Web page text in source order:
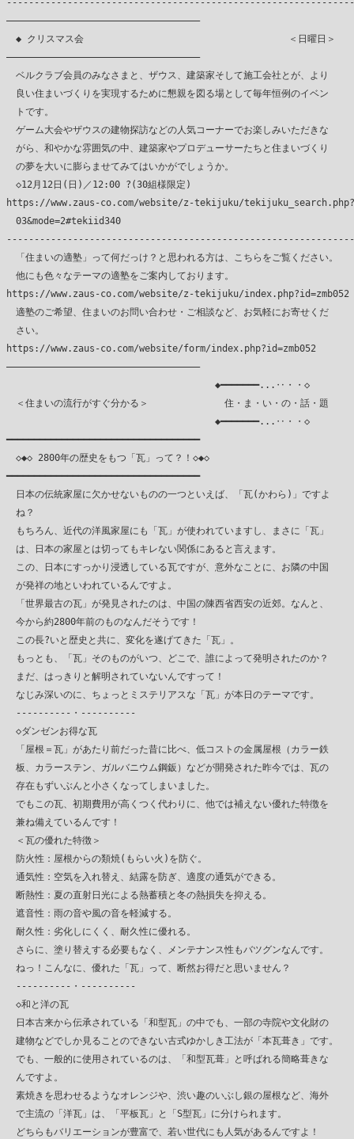
―――――――――――――――――――――――――――――――――――
◆ クリスマス会 　　　　　　　　　　　　　　　　　　　　　＜日曜日＞
―――――――――――――――――――――――――――――――――――
ベルクラブ会員のみなさまと、ザウス、建築家そして施工会社とが、より
良い住まいづくりを実現するために懇親を図る場として毎年恒例のイベン
トです。
ゲーム大会やザウスの建物探訪などの人気コーナーでお楽しみいただきな
がら、和やかな雰囲気の中、建築家やプロデューサーたちと住まいづくり
の夢を大いに膨らませてみてはいかがでしょうか。
◇12月12日(日)／12:00 ?(30組様限定)
https://www.zaus-co.com/website/z-tekijuku/
03&mode=2#tekiid340
「住まいの適塾」って何だっけ？と思われる方は、こちらをご覧ください。
他にも色々なテーマの適塾をご案内しております。
https://www.zaus-co.com/website/z-tekijuku/index.php?id=zmb052
適塾のご希望、住まいのお問い合わせ・ご相談など、お気軽にお寄せくだ
さい。
https://www.zaus-co.com/website/form/index.php?id=zmb052
―――――――――――――――――――――――――――――――――――
◆━━━━━━━...‥・・◇
＜住まいの流行がすぐ分かる＞　　　　　　　　住・ま・い・の・話・題
◆━━━━━━━...‥・・◇
━━━━━━━━━━━━━━━━━━━━━━━━━━━━━━━━━━━
◇◆◇ 2800年の歴史をもつ「瓦」って？！◇◆◇
━━━━━━━━━━━━━━━━━━━━━━━━━━━━━━━━━━━
日本の伝統家屋に欠かせないものの一つといえば、「瓦(かわら)」ですよ
ね？
もちろん、近代の洋風家屋にも「瓦」が使われていますし、まさに「瓦」
は、日本の家屋とは切ってもキレない関係にあると言えます。
この、日本にすっかり浸透している瓦ですが、意外なことに、お隣の中国
が発祥の地といわれているんですよ。
「世界最古の瓦」が発見されたのは、中国の陳西省西安の近郊。なんと、
今から約2800年前のものなんだそうです！
この長?いと歴史と共に、変化を遂げてきた「瓦」。
もっとも、「瓦」そのものがいつ、どこで、誰によって発明されたのか？
まだ、はっきりと解明されていないんですって！
なじみ深いのに、ちょっとミステリアスな「瓦」が本日のテーマです。
----------・----------
◇ダンゼンお得な瓦
「屋根＝瓦」があたり前だった昔に比べ、低コストの金属屋根（カラー鉄
板、カラーステン、ガルバニウム鋼鈑）などが開発された昨今では、瓦の
存在もずいぶんと小さくなってしまいました。
でもこの瓦、初期費用が高くつく代わりに、他では補えない優れた特徴を
兼ね備えているんです！
＜瓦の優れた特徴＞
防火性：屋根からの類焼(もらい火)を防ぐ。
通気性：空気を入れ替え、結露を防ぎ、適度の通気ができる。
断熱性：夏の直射日光による熱蓄積と冬の熱損失を抑える。
遮音性：雨の音や風の音を軽減する。
耐久性：劣化しにくく、耐久性に優れる。
さらに、塗り替えする必要もなく、メンテナンス性もバツグンなんです。
ねっ！こんなに、優れた「瓦」って、断然お得だと思いません？
----------・----------
◇和と洋の瓦
日本古来から伝承されている「和型瓦」の中でも、一部の寺院や文化財の
建物などでしか見ることのできない古式ゆかしき工法が「本瓦葺き」です。
でも、一般的に使用されているのは、「和型瓦葺」と呼ばれる簡略葺きな
んですよ。
素焼きを思わせるようなオレンジや、渋い趣のいぶし銀の屋根など、海外
で主流の「洋瓦」は、「平板瓦」と「S型瓦」に分けられます。
どちらもバリエーションが豊富で、若い世代にも人気があるんですよ！